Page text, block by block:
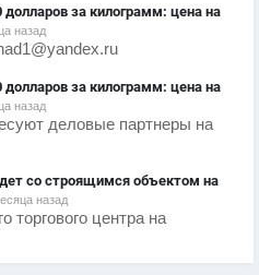
долларов за килограмм: цена на
назад
долларов за килограмм: цена на
назад
деловые партнеры на
со строящимся объектом на
назад
торгового центра на